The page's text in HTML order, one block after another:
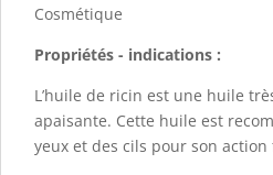
Cosmétique
Propriétés - indications :
L’huile de ricin est une huile
apaisante. Cette huile est
yeux et des cils pour son